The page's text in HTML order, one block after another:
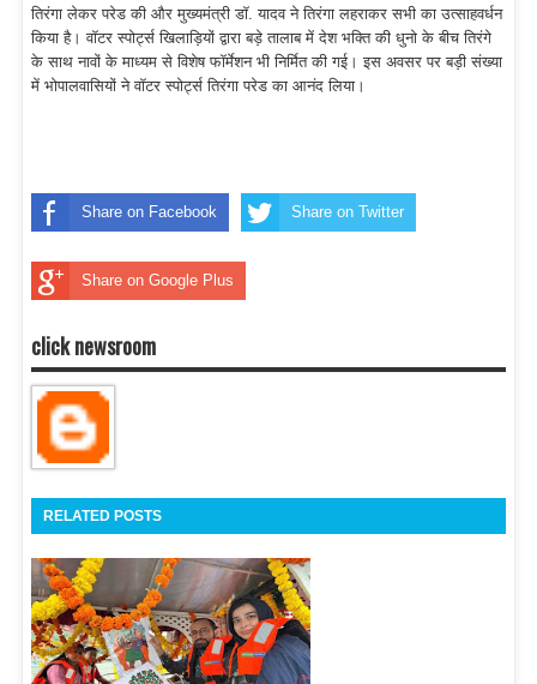
तिरंगा लेकर परेड की और मुख्यमंत्री डॉ. यादव ने तिरंगा लहराकर सभी का उत्साहवर्धन
किया है। वॉटर स्पोर्ट्स खिलाड़ियों द्वारा बड़े तालाब में देश भक्ति की धुनो के बीच तिरंगे
के साथ नावों के माध्यम से विशेष फॉर्मेशन भी निर्मित की गई। इस अवसर पर बड़ी संख्या
में भोपालवासियों ने वॉटर स्पोर्ट्स तिरंगा परेड का आनंद लिया।
Share on Facebook Share on Twitter
Share on Google Plus
click newsroom
RELATED POSTS